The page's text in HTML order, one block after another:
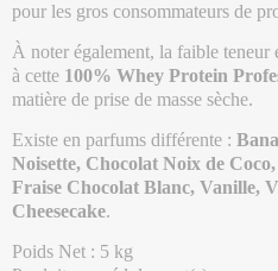
pour les gros consommateurs de
À noter également, la faible
à cette 100% Whey Protein
matière de prise de masse sèche.
Existe en parfums différente :
Noisette, Chocolat Noix de
Fraise Chocolat Blanc, Vanille,
Cheesecake.
Poids Net : 5 kg